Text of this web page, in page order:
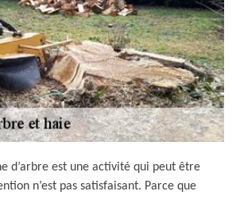
d’arbre est une activité qui peut être
n’est pas satisfaisant. Parce que